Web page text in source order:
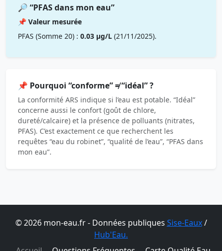
🔎 “PFAS dans mon eau”
📌 Valeur mesurée
PFAS (Somme 20) : 0.03 µg/L (21/11/2025).
📌 Pourquoi “conforme” ≠ “idéal” ?
La conformité ARS indique si l’eau est potable. “Idéal”
concerne aussi le confort (goût de chlore,
dureté/calcaire) et la présence de polluants (nitrates,
PFAS). C’est exactement ce que recherchent les
requêtes “eau du robinet”, “qualité de l’eau”, “PFAS dans
mon eau”.
© 2026 mon-eau.fr - Données publiques Sise-Eaux/
Hub'Eau.